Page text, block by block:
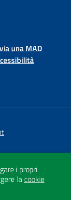
una MAD
Designers Italia
i propri
lacookie